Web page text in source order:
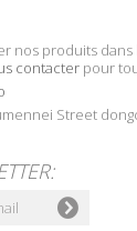
nos produits dans
contacter pour
Street